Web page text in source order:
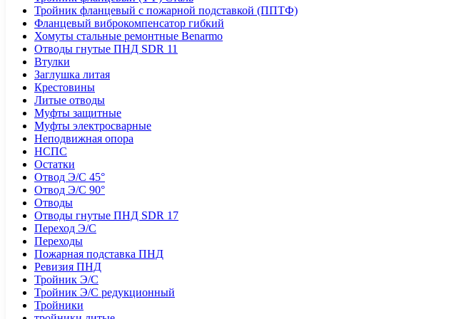
Тройник фланцевый с пожарной подставкой (ППТФ)
Фланцевый виброкомпенсатор гибкий
Хомуты стальные ремонтные Benarmo
Отводы гнутые ПНД SDR 11
Втулки
Заглушка литая
Крестовины
Литые отводы
Муфты защитные
Муфты электросварные
Неподвижная опора
НСПС
Остатки
Отвод Э/С 45°
Отвод Э/С 90°
Отводы
Отводы гнутые ПНД SDR 17
Переход Э/С
Переходы
Пожарная подставка ПНД
Ревизия ПНД
Тройник Э/С
Тройник Э/С редукционный
Тройники